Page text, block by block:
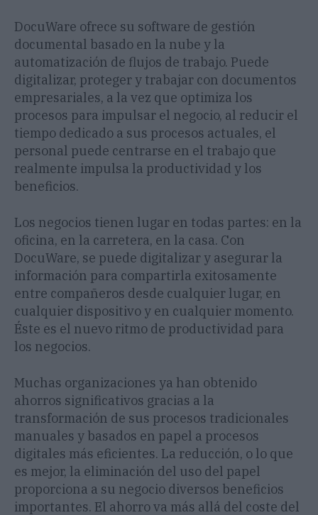
DocuWare ofrece su software de gestión
documental basado en la nube y la
automatización de flujos de trabajo. Puede
digitalizar, proteger y trabajar con documentos
empresariales, a la vez que optimiza los
procesos para impulsar el negocio, al reducir el
tiempo dedicado a sus procesos actuales, el
personal puede centrarse en el trabajo que
realmente impulsa la productividad y los
beneficios.
Los negocios tienen lugar en todas partes: en la
oficina, en la carretera, en la casa. Con
DocuWare, se puede digitalizar y asegurar la
información para compartirla exitosamente
entre compañeros desde cualquier lugar, en
cualquier dispositivo y en cualquier momento.
Éste es el nuevo ritmo de productividad para
los negocios.
Muchas organizaciones ya han obtenido
ahorros significativos gracias a la
transformación de sus procesos tradicionales
manuales y basados en papel a procesos
digitales más eficientes. La reducción, o lo que
es mejor, la eliminación del uso del papel
proporciona a su negocio diversos beneficios
importantes. El ahorro va más allá del coste del